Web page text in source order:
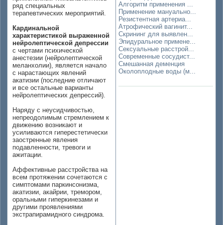
ряд специальных
терапевтических мероприятий.
Кардинальной
характеристикой выраженной
нейролептической депрессии
с чертами психической
анестезии (нейролептической
меланхолии), является начало
с нарастающих явлений
акатизии (последние отличают
и все остальные варианты
нейролептических депрессий).
Наряду с неусидчивостью,
непреодолимым стремлением к
движению возникают и
усиливаются гиперестетически
заостренные явления
подавленности, тревоги и
ажитации.
Аффективные расстройства на
всем протяжении сочетаются с
симптомами паркинсонизма,
акатизии, акайрии, тремором,
оральными гиперкинезами и
другими проявлениями
экстрапирамидного синдрома.
Алгоритм применения ...
Применение мануально...
Резистентная артериа...
Атрофический вагинит...
Скрининг для выявлен...
Эпидуральное примене...
Сексуальные расстрой...
Современные сосудист...
Смешанная деменция
Околоплодные воды (м...